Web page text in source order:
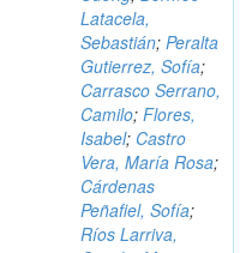
Latacela,
Sebastián; Peralta
Gutierrez, Sofía;
Carrasco Serrano,
Camilo; Flores,
Isabel; Castro
Vera, María Rosa;
Cárdenas
Peñafiel, Sofía;
Ríos Larriva,